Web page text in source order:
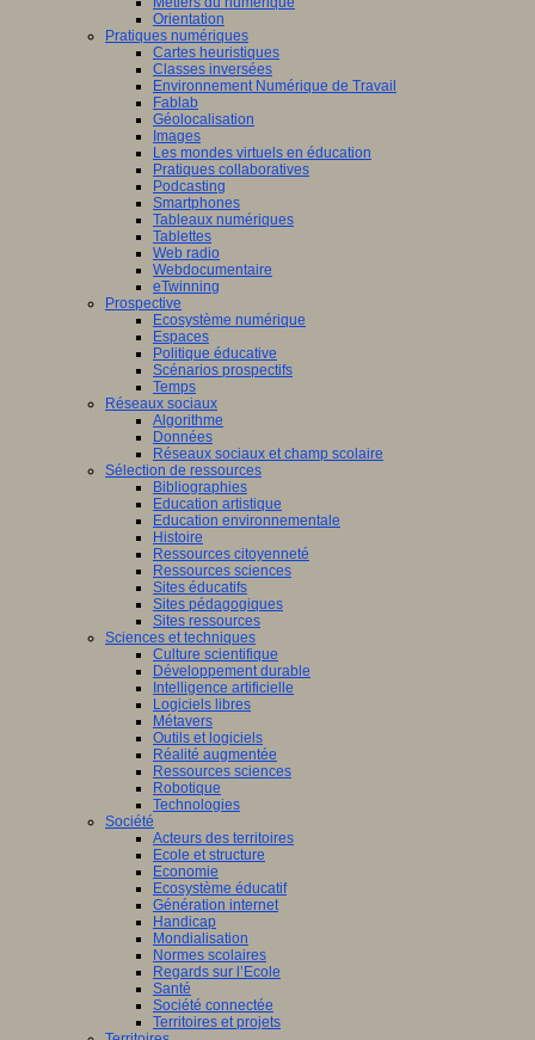
Orientation
Pratiques numériques
Cartes heuristiques
Classes inversées
Environnement Numérique de Travail
Fablab
Géolocalisation
Images
Les mondes virtuels en éducation
Pratiques collaboratives
Podcasting
Smartphones
Tableaux numériques
Tablettes
Web radio
Webdocumentaire
eTwinning
Prospective
Ecosystème numérique
Espaces
Politique éducative
Scénarios prospectifs
Temps
Réseaux sociaux
Algorithme
Données
Réseaux sociaux et champ scolaire
Sélection de ressources
Bibliographies
Education artistique
Education environnementale
Histoire
Ressources citoyenneté
Ressources sciences
Sites éducatifs
Sites pédagogiques
Sites ressources
Sciences et techniques
Culture scientifique
Développement durable
Intelligence artificielle
Logiciels libres
Métavers
Outils et logiciels
Réalité augmentée
Ressources sciences
Robotique
Technologies
Société
Acteurs des territoires
Ecole et structure
Economie
Ecosystème éducatif
Génération internet
Handicap
Mondialisation
Normes scolaires
Regards sur l’Ecole
Santé
Société connectée
Territoires et projets